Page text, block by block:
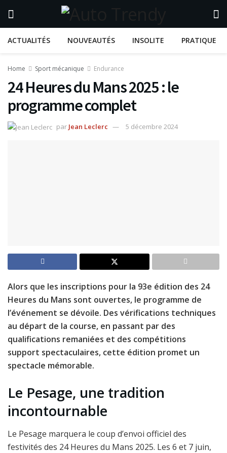
ACTUALITÉS NOUVEAUTÉS INSOLITE PRATIQUE
Home Sport mécanique Endurance
24 Heures du Mans 2025 : le
programme complet
par Jean Leclerc 5 décembre 2024
Alors que les inscriptions pour la 93e édition des 24
Heures du Mans sont ouvertes, le programme de
l’événement se dévoile. Des vérifications techniques
au départ de la course, en passant par des
qualifications remaniées et des compétitions
support spectaculaires, cette édition promet un
spectacle mémorable.
Le Pesage, une tradition
incontournable
Le Pesage marquera le coup d’envoi officiel des
festivités des 24 Heures du Mans 2025. Les 6 et 7 juin,